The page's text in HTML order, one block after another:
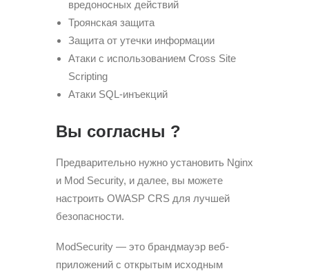
вредоносных действий
Троянская защита
Защита от утечки информации
Атаки с использованием Cross Site
Scripting
Атаки SQL-инъекций
Вы согласны ?
Предварительно нужно установить Nginx
и Mod Security, и далее, вы можете
настроить OWASP CRS для лучшей
безопасности.
ModSecurity — это брандмауэр веб-
приложений с открытым исходным